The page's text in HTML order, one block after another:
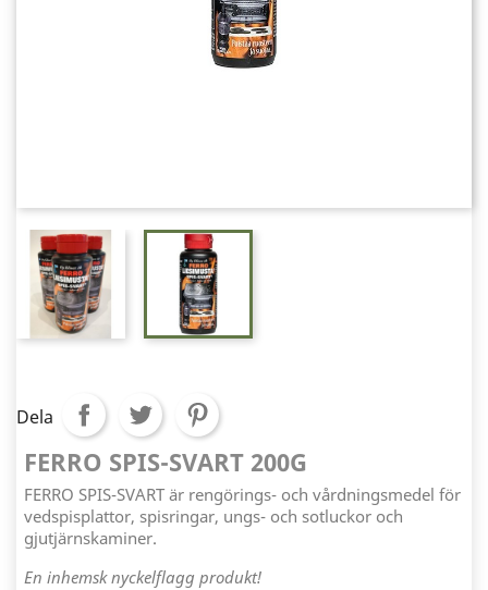
Dela
FERRO SPIS-SVART 200G
FERRO SPIS-SVART är rengörings- och vårdningsmedel för
vedspisplattor, spisringar, ungs- och sotluckor och
gjutjärnskaminer.
En inhemsk nyckelflagg produkt!